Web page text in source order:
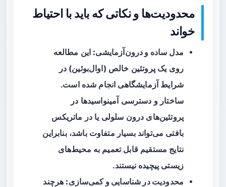
محدودیت‌ها و نکاتی که باید با احتیاط
خواند
مدل ساده و درون‌آزمایشی: این مطالعه
روی یک پروتئین خالص (اوال‌بوئین) در
شرایط آزمایشگاهی انجام شده است.
ساختار و دسترسی آمینواسیدها در
پروتئین‌های درون سلولی یا در ماتریکس
بافتی می‌تواند بسیار متفاوت باشد، بنابراین
نتایج مستقیم قابل تعمیم به محیط‌های
زیستی پیچیده نیستند.
محدودیت در شناسایی و کمی‌سازی: هرچند